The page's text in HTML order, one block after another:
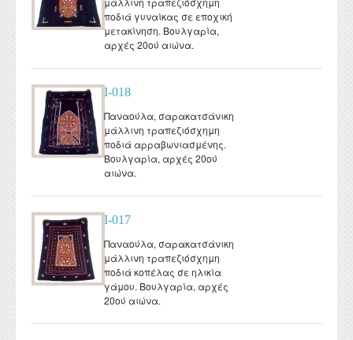
ποδιά γυναίκας σε εποχική
μετακίνηση. Βουλγαρία,
αρχές 20ού αιώνα.
I-018
Παναούλα, σαρακατσάνικη
μάλλινη τραπεζιόσχημη
ποδιά αρραβωνιασμένης.
Βουλγαρία, αρχές 20ού
αιώνα.
I-017
Παναούλα, σαρακατσάνικη
μάλλινη τραπεζιόσχημη
ποδιά κοπέλας σε ηλικία
γάμου. Βουλγαρία, αρχές
20ού αιώνα.